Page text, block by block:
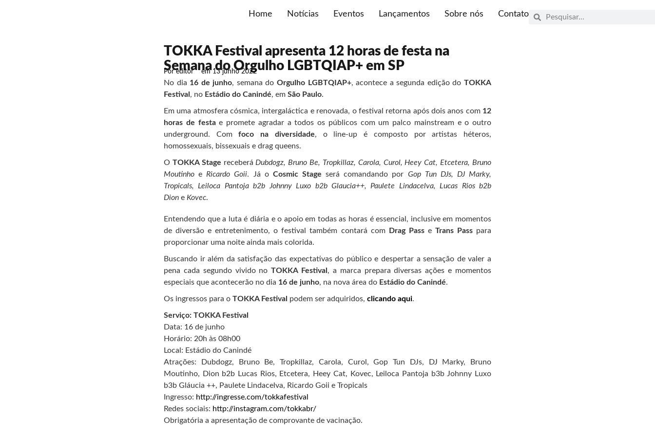
Home Notícias Eventos Lançamentos Sobre nós Contato
TOKKA Festival apresenta 12 horas de festa na
Semana do Orgulho LGBTQIAP+ em SP
Poreditor em 13 junho 2022
No dia 16 de junho, semana doOrgulho LGBTQIAP+, acontece a segunda edição doTOKKA
Festival , no Estádio do Canindé, em São Paulo.
Em uma atmosfera cósmica, intergaláctica e renovada, o festival retorna após dois anos com 12
horas de festae promete agradar a todos os públicos com um palco mainstream e o outro
underground. Comfoco na diversidade, o line-up é composto por artistas héteros,
homossexuais, bissexuais e drag queens.
O TOKKA Stage receberá Dubdogz, Bruno Be, Tropkillaz, Carola, Curol, Heey Cat, Etcetera, Bruno
Moutinhoe Ricardo Goii. Já o Cosmic Stage será comandando por Gop Tun DJs, DJ Marky,
Tropicals, Leiloca Pantoja b2b Johnny Luxo b2b Glaucia++, Paulete Lindacelva, Lucas Rios b2b
Dion e Kovec.
Entendendo que a luta é diária e o apoio em todas as horas é essencial, inclusive em momentos
de diversão e entretenimento, o festival também contará com
Drag Passe Trans Passpara
proporcionar uma noite ainda mais colorida.
Buscando ir além da satisfação das expectativas do público e despertar a sensação de valer a
pena cada segundo vivido noTOKKA Festival , a marca prepara diversas ações e momentos
especiais que acontecerão no dia 16 de junho, na nova área do Estádio do Canindé.
Os ingressos para o TOKKA Festival podem ser adquiridos, clicando aqui.
Serviço: TOKKA Festival
Data: 16 de junho
Horário: 20h às 08h00
Local: Estádio do Canindé
Atrações: Dubdogz, Bruno Be, Tropkillaz, Carola, Curol, Gop Tun DJs, DJ Marky, Bruno
Moutinho, Dion b2b Lucas Rios, Etcetera, Heey Cat, Kovec, Leiloca Pantoja b3b Johnny Luxo
b3b Gláucia ++, Paulete Lindacelva, Ricardo Goii e Tropicals
Ingresso: http://ingresse.com/tokkafestival
Redes sociais: http://instagram.com/tokkabr/
Obrigatória a apresentação de comprovante de vacinação.